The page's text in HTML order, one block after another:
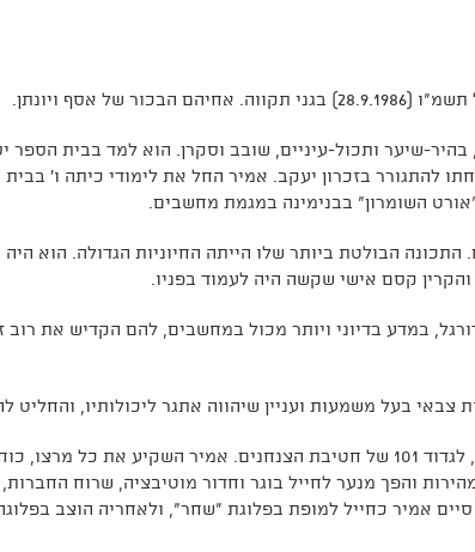
של אסף ויונתן.
בהיר-שיער ותכול-עיניים, שובב וסקרן. הוא למד בבית הספר
בשנת 1998 עברה משפחתו להתגורר בזכרון יעקב. אמיר החל את לימודי כיתה ו'
השומרון" בבנימינה במגמת מחשבים.
הבולטת ביותר שלו הייתה החיוניות הגדולה. הוא היה
קסם אישי שקשה היה לעמוד בפניו.
במדע בדיוני ויותר מכול במחשבים, להם הקדיש את
צבאי בעל משמעות ועניין שיהווה אתגר ליכולותיו, והחליט
ב-25 בנובמבר 2004 התגייס אמיר לצה"ל, לגדוד 101 של חטיבת הצנחנים. אמיר השקיע את
והפך מנער לחייל בוגר וחדור מוטיבציה, שרוח
סיים אמיר כחייל למופת בפלוגת "שחר", ולאחריה הוצב